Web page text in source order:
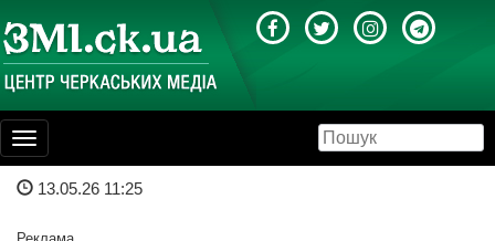
Toggle
navigation
13.05.26 11:25